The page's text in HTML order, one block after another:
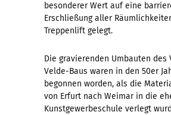
besonderer Wert auf eine
Erschließung aller
Treppenlift gelegt.
Die gravierenden Umbauten des
Velde-Baus waren in den 50er
begonnen worden, als die
von Erfurt nach Weimar in die
Kunstgewerbeschule verlegt